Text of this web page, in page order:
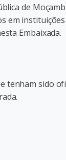
de
em
Embaixada.
tenham sido